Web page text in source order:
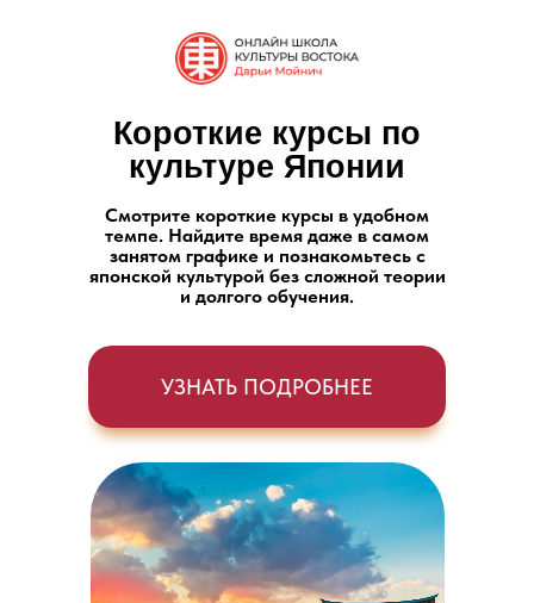
Смотрите короткие курсы в удобном
темпе. Найдите время даже в самом
занятом графике и познакомьтесь с
японской культурой без сложной теории
и долгого обучения.
Короткие курсы по
культуре Японии
УЗНАТЬ ПОДРОБНЕЕ